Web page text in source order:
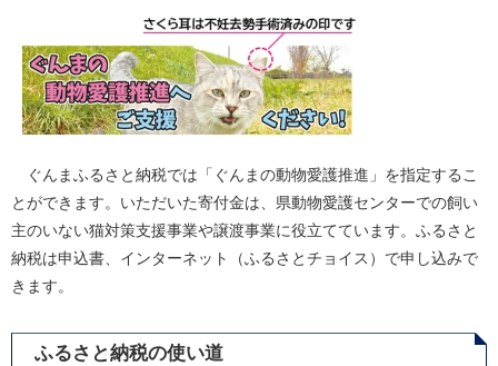
ぐんまふるさと納税では「ぐんまの動物愛護推進」を指定するこ
とができます。いただいた寄付金は、県動物愛護センターでの飼い
主のいない猫対策支援事業や譲渡事業に役立てています。ふるさと
納税は申込書、インターネット（ふるさとチョイス）で申し込みで
きます。
ふるさと納税の使い道